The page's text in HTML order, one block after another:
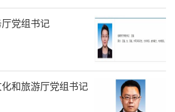
余组、超120件重磅实物展品
让观众得以沉浸式体验山东的
极地号破冰船等国家重大科
党组书记
和旅游厅党组书记